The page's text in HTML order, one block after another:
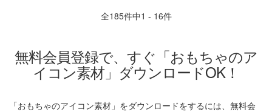
全185件中1 - 16件
無料会員登録で、すぐ「おもちゃのア
イコン素材」ダウンロードOK！
「おもちゃのアイコン素材」をダウンロードをするには、無料会